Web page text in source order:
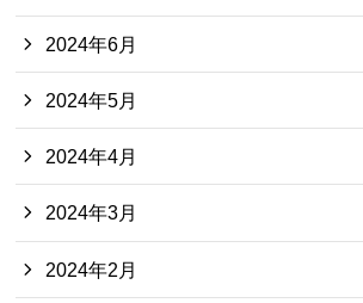
2024年6月
2024年5月
2024年4月
2024年3月
2024年2月